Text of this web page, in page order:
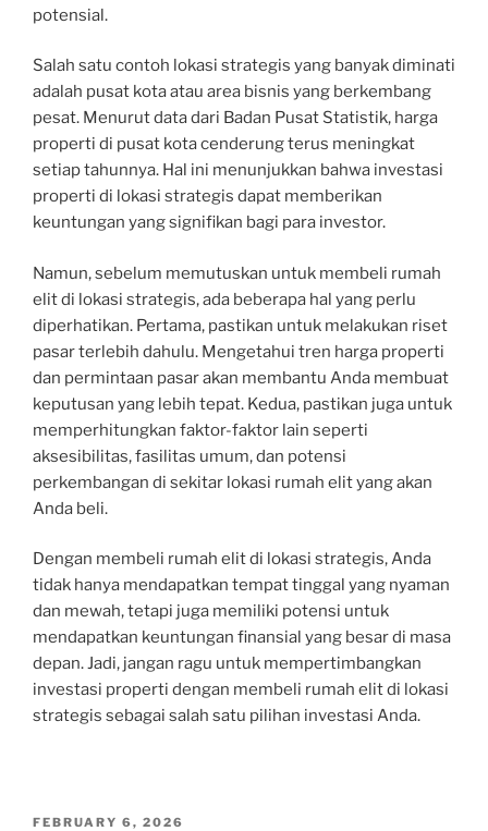
potensial.
Salah satu contoh lokasi strategis yang banyak diminati
adalah pusat kota atau area bisnis yang berkembang
pesat. Menurut data dari Badan Pusat Statistik, harga
properti di pusat kota cenderung terus meningkat
setiap tahunnya. Hal ini menunjukkan bahwa investasi
properti di lokasi strategis dapat memberikan
keuntungan yang signifikan bagi para investor.
Namun, sebelum memutuskan untuk membeli rumah
elit di lokasi strategis, ada beberapa hal yang perlu
diperhatikan. Pertama, pastikan untuk melakukan riset
pasar terlebih dahulu. Mengetahui tren harga properti
dan permintaan pasar akan membantu Anda membuat
keputusan yang lebih tepat. Kedua, pastikan juga untuk
memperhitungkan faktor-faktor lain seperti
aksesibilitas, fasilitas umum, dan potensi
perkembangan di sekitar lokasi rumah elit yang akan
Anda beli.
Dengan membeli rumah elit di lokasi strategis, Anda
tidak hanya mendapatkan tempat tinggal yang nyaman
dan mewah, tetapi juga memiliki potensi untuk
mendapatkan keuntungan finansial yang besar di masa
depan. Jadi, jangan ragu untuk mempertimbangkan
investasi properti dengan membeli rumah elit di lokasi
strategis sebagai salah satu pilihan investasi Anda.
POSTED
FEBRUARY 6, 2026